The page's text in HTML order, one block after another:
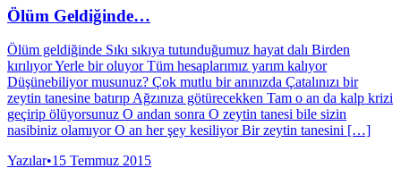
Ölüm Geldiğinde…
Ölüm geldiğinde Sıkı sıkıya tutunduğumuz hayat dalı Birden
kırılıyor Yerle bir oluyor Tüm hesaplarımız yarım kalıyor
Düşünebiliyor musunuz? Çok mutlu bir anınızda Çatalınızı bir
zeytin tanesine batırıp Ağzınıza götürecekken Tam o an da kalp krizi
geçirip ölüyorsunuz O andan sonra O zeytin tanesi bile sizin
nasibiniz olamıyor O an her şey kesiliyor Bir zeytin tanesini […]
Yazılar•15 Temmuz 2015